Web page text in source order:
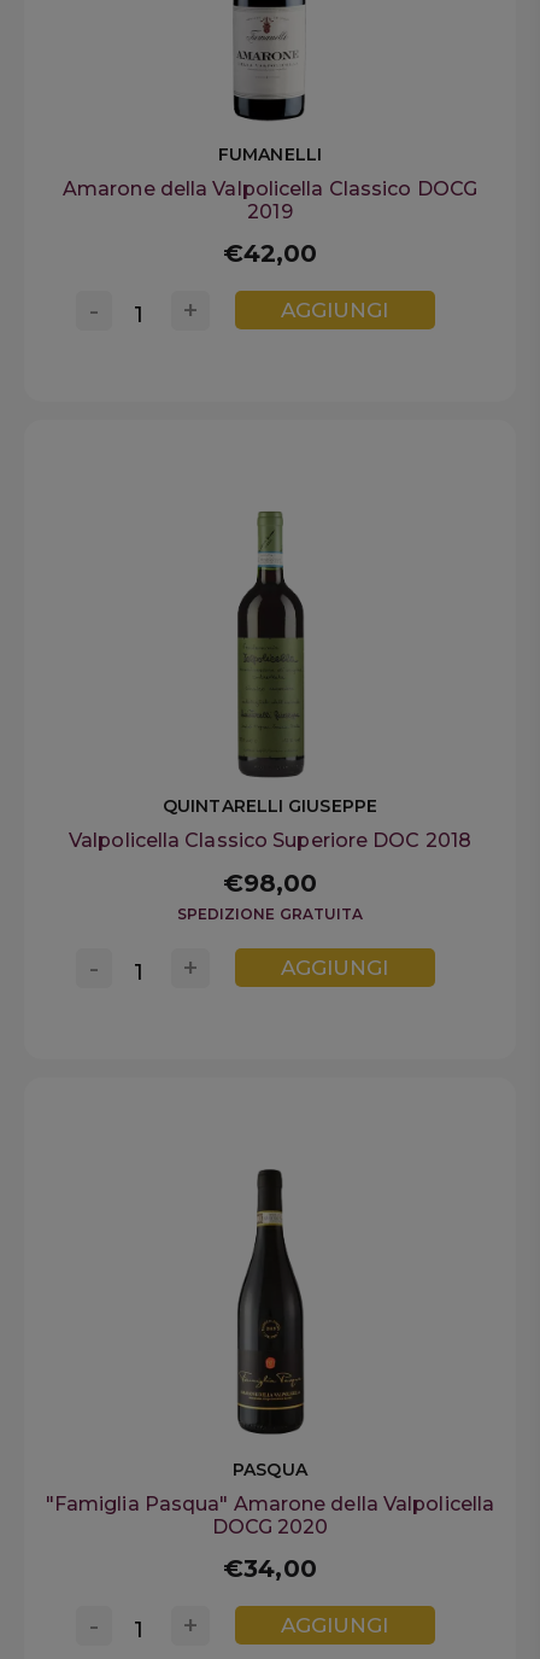
FUMANELLI
Amarone della Valpolicella Classico DOCG
2019
€42,00
+
- AGGIUNGI
QUINTARELLI GIUSEPPE
Valpolicella Classico Superiore DOC 2018
€98,00
SPEDIZIONE GRATUITA
+
- AGGIUNGI
PASQUA
"Famiglia Pasqua" Amarone della Valpolicella
DOCG 2020
€34,00
+
- AGGIUNGI